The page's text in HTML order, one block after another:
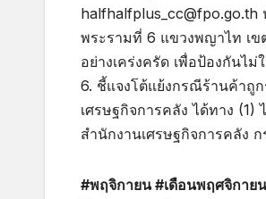
พระรามที่ 6 แขวงพญาไท เ
อย่างเคร่งครัด เพื่อป้องกันไ
6. ชี้แจงโต้แย้งกรณีร้านค้าถูก
เศรษฐกิจการคลัง ได้ทาง
สำนักงานเศรษฐกิจการคลัง
#พฤจิกายน #เดือนพฤศจิกา